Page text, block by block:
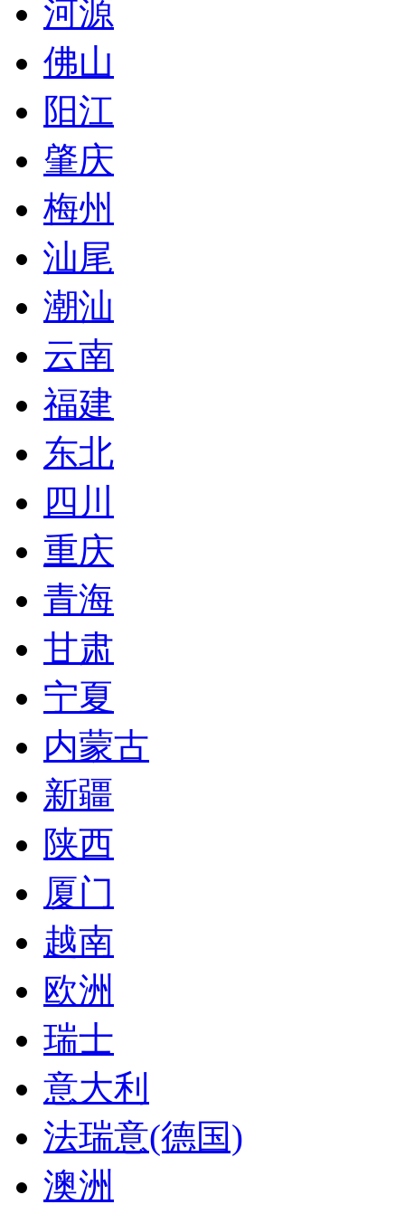
河源
佛山
阳江
肇庆
梅州
汕尾
潮汕
云南
福建
东北
四川
重庆
青海
甘肃
宁夏
内蒙古
新疆
陕西
厦门
越南
欧洲
瑞士
意大利
法瑞意(德国)
澳洲